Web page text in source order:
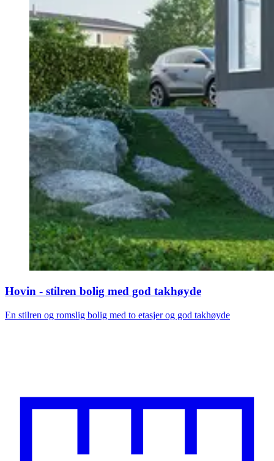
Hovin - stilren bolig med god takhøyde
En stilren og romslig bolig med to etasjer og god takhøyde